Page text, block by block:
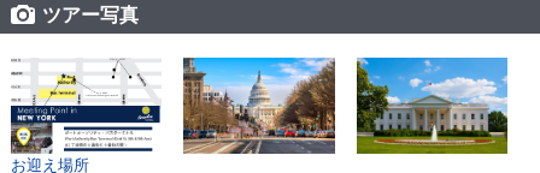
ツアー写真
お迎え場所